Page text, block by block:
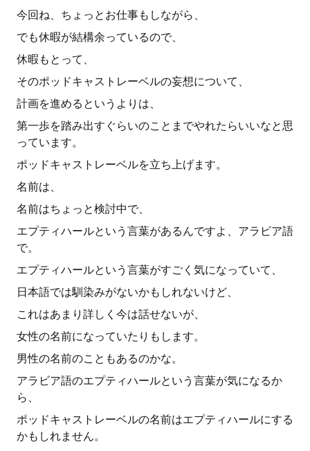
今回ね、ちょっとお仕事もしながら、
でも休暇が結構余っているので、
休暇もとって、
そのポッドキャストレーベルの妄想について、
計画を進めるというよりは、
第一歩を踏み出すぐらいのことまでやれたらいいなと思
っています。
ポッドキャストレーベルを立ち上げます。
名前は、
名前はちょっと検討中で、
エプティハールという言葉があるんですよ、アラビア語
で。
エプティハールという言葉がすごく気になっていて、
日本語では馴染みがないかもしれないけど、
これはあまり詳しく今は話せないが、
女性の名前になっていたりもします。
男性の名前のこともあるのかな。
アラビア語のエプティハールという言葉が気になるか
ら、
ポッドキャストレーベルの名前はエプティハールにする
かもしれません。